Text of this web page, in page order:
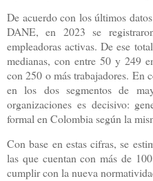
De acuerdo con los últimos
DANE, en 2023 se
empleadoras activas. De ese
medianas, con entre 50 y 249
con 250 o más trabajadores. En
en los dos segmentos de
organizaciones es decisivo:
formal en Colombia según la
Con base en estas cifras, se
las que cuentan con más de
cumplir con la nueva